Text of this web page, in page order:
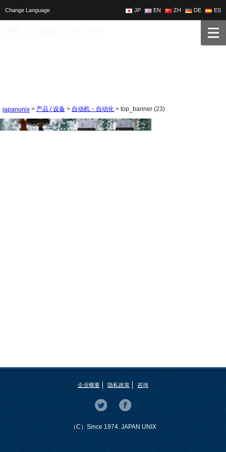
Change Language JP EN ZH DE ES
japanunix > 产品 / 设备 > 自动机・自动化 > top_banner (23)
企业概要 隐私政策 咨询
（C）Since 1974. JAPAN UNIX